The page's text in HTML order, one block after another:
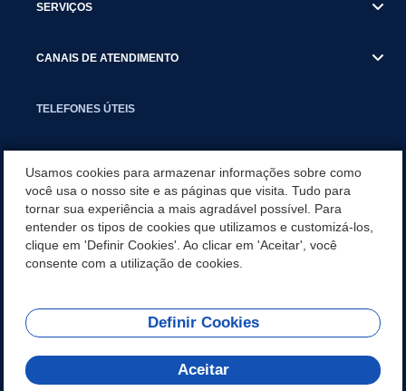
SERVIÇOS
CANAIS DE ATENDIMENTO
TELEFONES ÚTEIS
NOTÍCIAS
APLICATIVO
REDES SOCIAIS
Usamos cookies para armazenar informações sobre como
você usa o nosso site e as páginas que visita. Tudo para
tornar sua experiência a mais agradável possível. Para
entender os tipos de cookies que utilizamos e customizá-los,
clique em 'Definir Cookies'. Ao clicar em 'Aceitar', você
consente com a utilização de cookies.
Definir Cookies
Aceitar